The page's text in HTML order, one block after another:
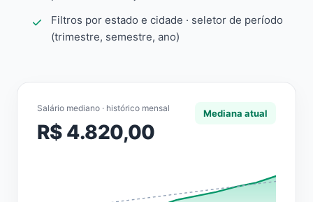
Filtros por estado e cidade · seletor de período
(trimestre, semestre, ano)
Salário mediano · histórico mensal
R$ 4.820,00
Mediana atual